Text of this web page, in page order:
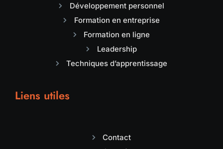
Développement personnel
Formation en entreprise
Formation en ligne
Leadership
Techniques d’apprentissage
Liens utiles
Contact